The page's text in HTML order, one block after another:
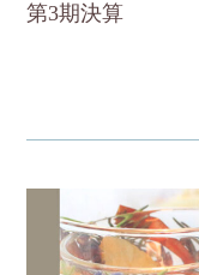
第3期決算